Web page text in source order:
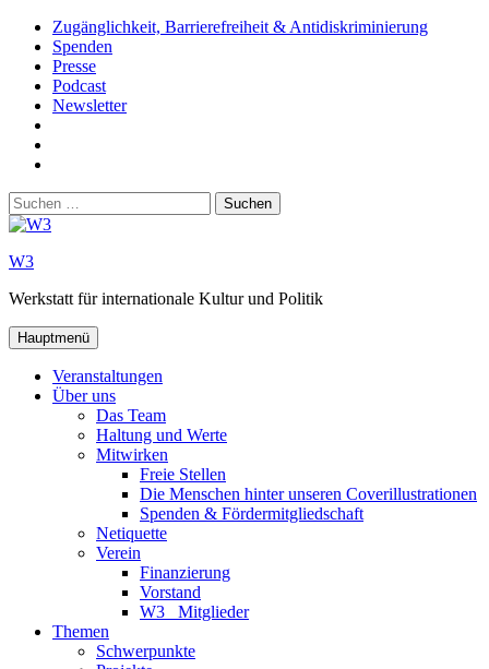
Zum
Inhalt
springen
Zugänglichkeit, Barrierefreiheit & Antidiskriminierung
Spenden
Presse
Podcast
Newsletter
Youtube
Suchen
nach:
W3
Werkstatt für internationale Kultur und Politik
Hauptmenü
Veranstaltungen
Über uns
Das Team
Haltung und Werte
Mitwirken
Freie Stellen
Die Menschen hinter unseren Coverillustrationen
Spenden & Fördermitgliedschaft
Netiquette
Verein
Finanzierung
Vorstand
W3_ Mitglieder
Themen
Schwerpunkte